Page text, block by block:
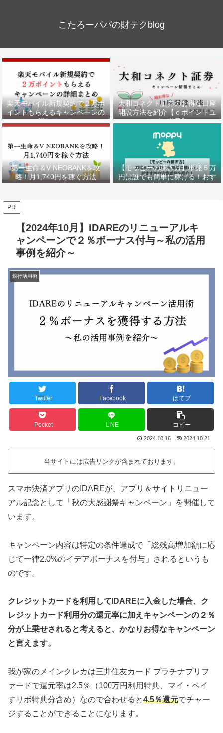
こたろーパパの財テクblog
楽天モバイル新規契約で２万ポ
イントもらえるキャンペーンの
詳細まとめ
大和コネクト証券のお得な口座
開設方法を紹介【ｄポイントユ
ーザー必見】
第一生命＆V NEOBANKを攻
略！月1,740円を稼ぐ方法
【モッピーの稼ぎ方】単発５万
円は誰でも簡単に稼げる！おす
すめの広告案件を紹介！
PR
【2024年10月】IDAREのリニューアルキ
ャンペーンで２％ボーナス付与～私の活用
事例を紹介～
銀行活用術
Twitter Facebook はてブ
Pocket LINE コピー
2024.10.16 2024.10.21
当サイトには広告リンクが含まれております。
スマホ決済アプリのIDAREが、アプリ＆サイトリニュー
アル記念として「秋の大感謝祭キャンペーン」を開催して
います。
キャンペーン内容は特定の条件達成で「総残高増加額に応
じて一律2.0%のイデアボーナスを付与」されるというも
のです。
クレジットカードを利用してIDAREに入金した場合、ク
レジットカード利用分の還元率に加えキャンペーンの２％
分が上乗せされると考えると、かなりお得なキャンペーン
と言えます。
我が家のメインクレカは三井住友カード プラチナプリフ
ァードで還元率は2.5％（100万円利用特典、マイ・ペイ
すリボ特典分含め）なので合わせると4.5％還元でチャー
ジすることができることになります。